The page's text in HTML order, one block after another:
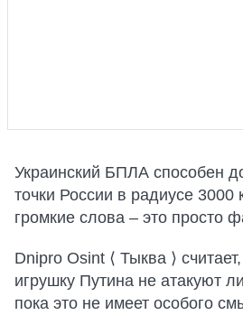
Украинский БПЛА способен
точки России в радиусе 3000
громкие слова – это просто
Dnipro Osint ⟨ Тыква ⟩
игрушку Путина не атакуют
пока это не имеет особого